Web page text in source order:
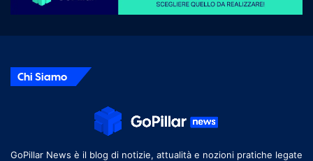
Chi Siamo
GoPillar News è il blog di notizie, attualità e nozioni pratiche legate